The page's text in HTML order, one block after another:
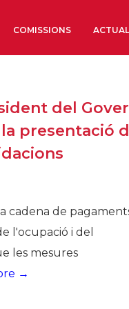
Òrgans de Govern
Òrgans Consultius
Estructura Executiva
Econòmics i Socials
Organitzacions
Organitzacions
COMISSIONS
del
presentació
cadena de
l'ocupació i del
les mesures
→